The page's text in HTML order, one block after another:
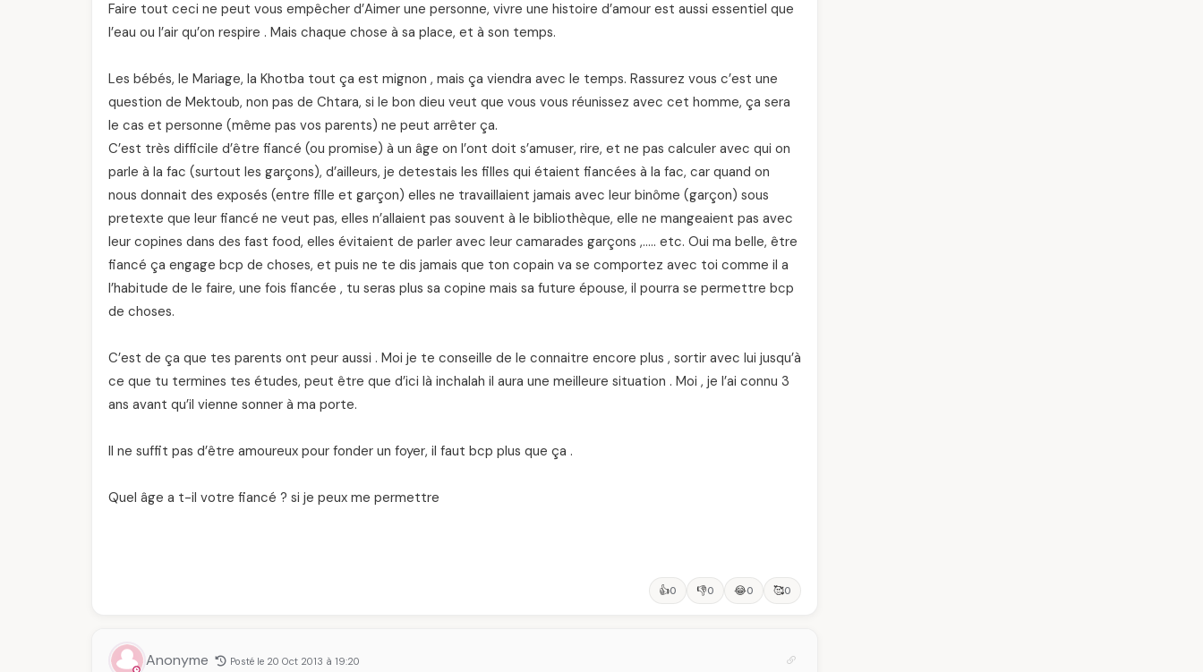
Faire tout ceci ne peut vous empêcher d’Aimer une personne, vivre une histoire d’amour est aussi essentiel que
l’eau ou l’air qu’on respire . Mais chaque chose à sa place, et à son temps.
Les bébés, le Mariage, la Khotba tout ça est mignon , mais ça viendra avec le temps. Rassurez vous c’est une
question de Mektoub, non pas de Chtara, si le bon dieu veut que vous vous réunissez avec cet homme, ça sera
le cas et personne (même pas vos parents) ne peut arrêter ça.
C’est très difficile d’être fiancé (ou promise) à un âge on l’ont doit s’amuser, rire, et ne pas calculer avec qui on
parle à la fac (surtout les garçons), d’ailleurs, je detestais les filles qui étaient fiancées à la fac, car quand on
nous donnait des exposés (entre fille et garçon) elles ne travaillaient jamais avec leur binôme (garçon) sous
pretexte que leur fiancé ne veut pas, elles n’allaient pas souvent à le bibliothèque, elle ne mangeaient pas avec
leur copines dans des fast food, elles évitaient de parler avec leur camarades garçons ,….. etc. Oui ma belle, être
fiancé ça engage bcp de choses, et puis ne te dis jamais que ton copain va se comportez avec toi comme il a
l’habitude de le faire, une fois fiancée , tu seras plus sa copine mais sa future épouse, il pourra se permettre bcp
de choses.
C’est de ça que tes parents ont peur aussi . Moi je te conseille de le connaitre encore plus , sortir avec lui jusqu’à
ce que tu termines tes études, peut être que d’ici là inchalah il aura une meilleure situation . Moi , je l’ai connu 3
ans avant qu’il vienne sonner à ma porte.
Il ne suffit pas d’être amoureux pour fonder un foyer, il faut bcp plus que ça .
Quel âge a t-il votre fiancé ? si je peux me permettre
👍0 👎0 😂0 🥰0
Anonyme Posté le 20 Oct 2013 à 19:20